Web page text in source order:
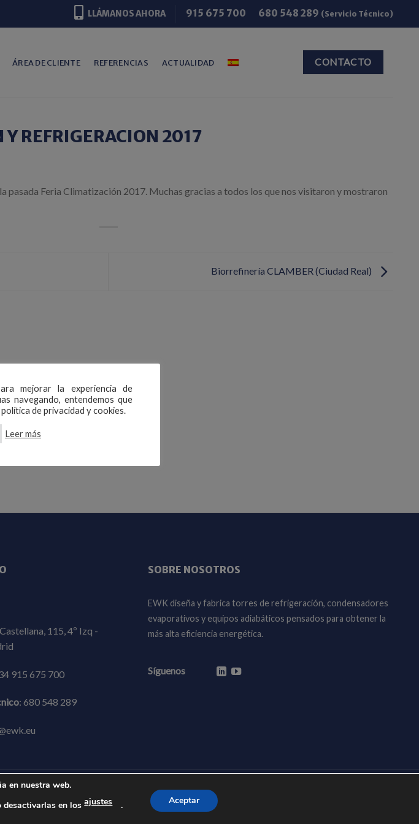
LLÁMANOS AHORA 915 675 700 680 548 289 (Servicio Técnico)
ÁREA DE CLIENTE REFERENCIAS ACTUALIDAD CONTACTO
REFRIGERACION 2017
pasada Feria Climatización 2017. Muchas gracias a todos los que nos visitaron y mostraron
Biorrefinería CLAMBER (Ciudad Real)
115, 4º Izq -
915 675 700
: 680 548 289
SOBRE NOSOTROS
EWK diseña y fabrica torres de refrigeración, condensadores
evaporativos y equipos adiabáticos pensados para obtener la
más alta eficiencia energética.
Síguenos
Política de cookies
mejorar la experiencia de
navegando, entendemos que
de privacidad y cookies.
Leer más
en nuestra web.
desactivarlas en losajustes . Aceptar